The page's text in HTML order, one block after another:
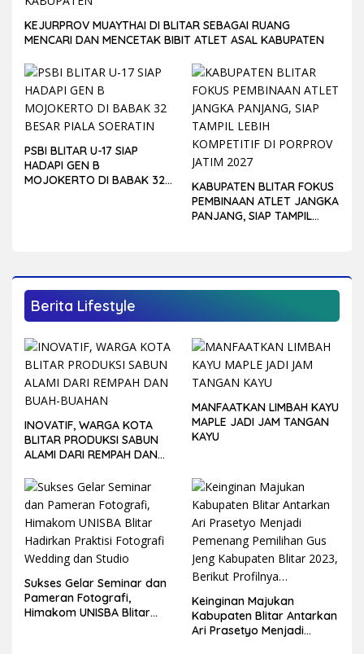
KEJURPROV MUAYTHAI DI BLITAR SEBAGAI RUANG
MENCARI DAN MENCETAK BIBIT ATLET ASAL KABUPATEN
PSBI BLITAR U-17 SIAP
HADAPI GEN B
MOJOKERTO DI BABAK 32
KABUPATEN BLITAR FOKUS
PEMBINAAN ATLET JANGKA
PANJANG, SIAP TAMPIL
Berita Lifestyle
INOVATIF, WARGA KOTA
BLITAR PRODUKSI SABUN
ALAMI DARI REMPAH DAN
MANFAATKAN LIMBAH KAYU
MAPLE JADI JAM TANGAN
KAYU
Sukses Gelar Seminar dan
Pameran Fotografi,
Himakom UNISBA Blitar
Keinginan Majukan
Kabupaten Blitar Antarkan
Ari Prasetyo Menjadi